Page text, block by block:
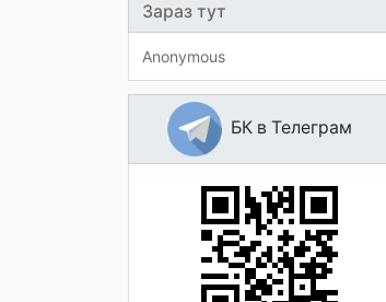
Зараз тут
Anonymous
БК в Телеграм